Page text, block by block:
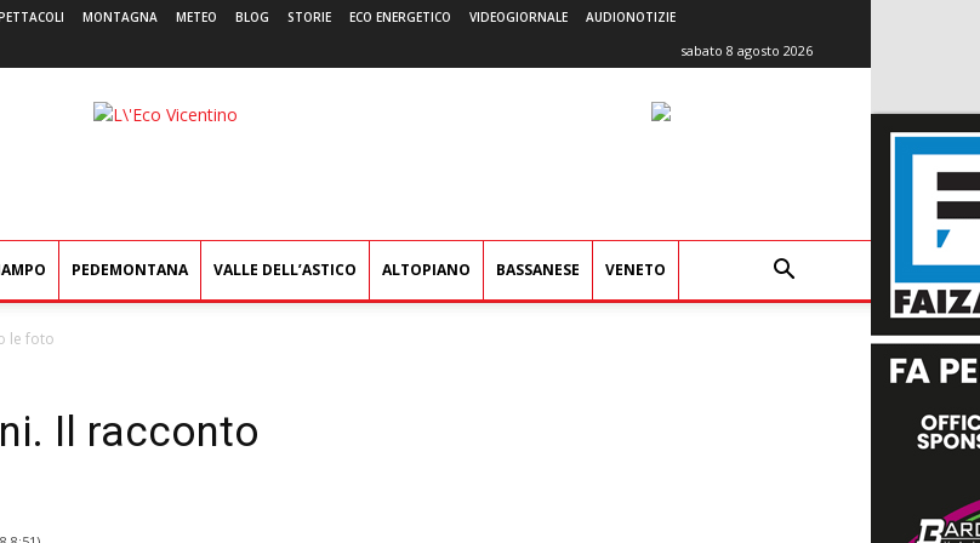
MONTAGNA METEO BLOG STORIE ECO ENERGETICO VIDEOGIORNALE AUDIONOTIZIE
sabato 8 agosto 2026
L'Eco
PEDEMONTANA VALLE DELL’ASTICO ALTOPIANO BASSANESE VENETO
le foto
Il racconto